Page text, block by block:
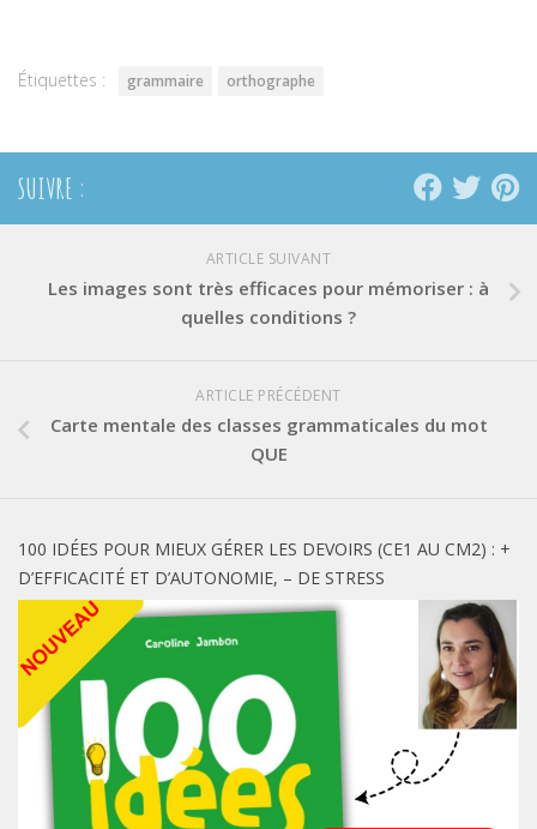
Étiquettes : grammaire orthographe
SUIVRE :
ARTICLE SUIVANT
Les images sont très efficaces pour mémoriser : à
quelles conditions ?
ARTICLE PRÉCÉDENT
Carte mentale des classes grammaticales du mot
QUE
100 IDÉES POUR MIEUX GÉRER LES DEVOIRS (CE1 AU CM2) : +
D’EFFICACITÉ ET D’AUTONOMIE, – DE STRESS